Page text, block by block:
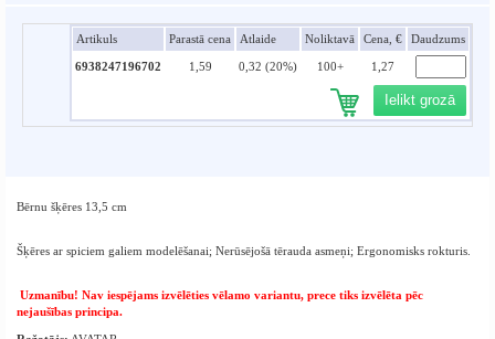
Artikuls Parastā cena Atlaide Noliktavā Cena, € Daudzums
6938247196702 1,59 0,32 (20%) 100+ 1,27
Ielikt grozā
Bērnu šķēres 13,5 cm
Šķēres ar spiciem galiem modelēšanai; Nerūsējošā tērauda asmeņi; Ergonomisks rokturis.
Uzmanību! Nav iespējams izvēlēties vēlamo variantu, prece tiks izvēlēta pēc
nejaušības principa.